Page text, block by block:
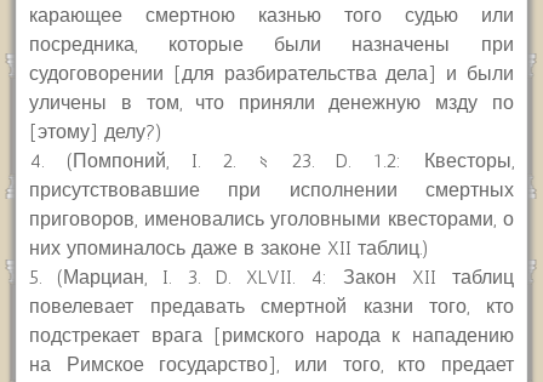
карающее смертною казнью того судью или
посредника, которые были назначены при
судоговорении [для разбирательства дела] и были
уличены в том, что приняли денежную мзду по
[этому] делу?)
4. (Помпоний, I. 2. § 23. D. 1.2: Квесторы,
присутствовавшие при исполнении смертных
приговоров, именовались уголовными квесторами, о
них упоминалось даже в законе XII таблиц.)
5. (Марциан, I. 3. D. XLVII. 4: Закон XII таблиц
повелевает предавать смертной казни того, кто
подстрекает врага [римского народа к нападению
на Римское государство], или того, кто предает